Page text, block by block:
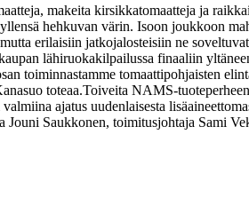
makeita kirsikkatomaatteja ja
hehkuvan värin. Isoon joukkoon
erilaisiin jatkojalosteisiin ne
lähiruokakilpailussa finaaliin
toiminnastamme tomaattipohjaisten
toteaa.Toiveita NAMS-
ajatus uudenlaisesta
Saukkonen, toimitusjohtaja Sami